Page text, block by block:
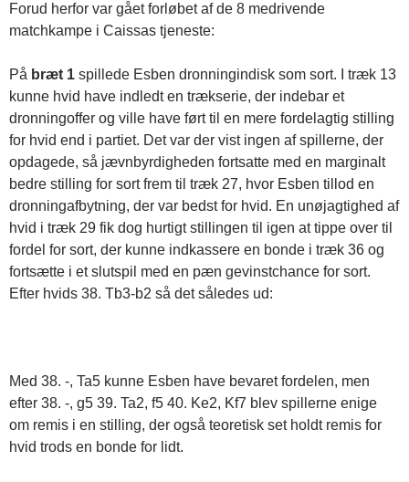
Forud herfor var gået forløbet af de 8 medrivende
matchkampe i Caissas tjeneste:
På bræt 1 spillede Esben dronningindisk som sort. I træk 13
kunne hvid have indledt en trækserie, der indebar et
dronningoffer og ville have ført til en mere fordelagtig stilling
for hvid end i partiet. Det var der vist ingen af spillerne, der
opdagede, så jævnbyrdigheden fortsatte med en marginalt
bedre stilling for sort frem til træk 27, hvor Esben tillod en
dronningafbytning, der var bedst for hvid. En unøjagtighed af
hvid i træk 29 fik dog hurtigt stillingen til igen at tippe over til
fordel for sort, der kunne indkassere en bonde i træk 36 og
fortsætte i et slutspil med en pæn gevinstchance for sort.
Efter hvids 38. Tb3-b2 så det således ud:
Med 38. -, Ta5 kunne Esben have bevaret fordelen, men
efter 38. -, g5 39. Ta2, f5 40. Ke2, Kf7 blev spillerne enige
om remis i en stilling, der også teoretisk set holdt remis for
hvid trods en bonde for lidt.